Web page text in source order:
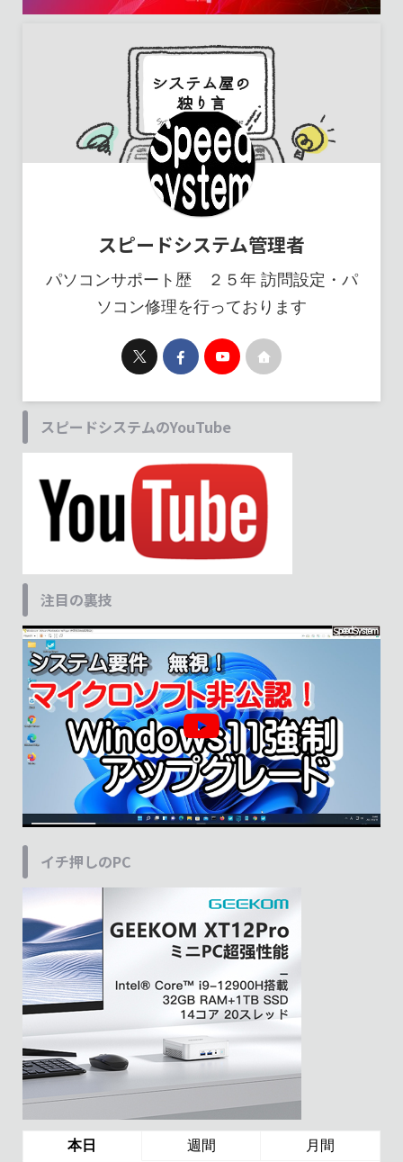
スピードシステム管理者
パソコンサポート歴 ２５年 訪問設定・パ
ソコン修理を行っております
スピードシステムのYouTube
注目の裏技
イチ押しのPC
本日 週間 月間